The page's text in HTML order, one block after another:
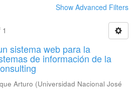
Show Advanced Filters
sistema web para la
de información de la
Arturo (Universidad Nacional José